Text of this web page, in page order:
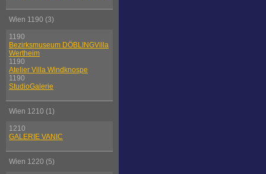
Wien 1190 (3)
1190
Bezirksmuseum DÖBLINGVilla
Wertheim
1190
Atelier Villa Windknospe
1190
StudioGalerie
Wien 1210 (1)
1210
GALERIE VANIC
Wien 1220 (5)